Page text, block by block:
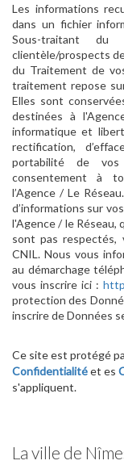
Les informations
dans un fichier
Sous-traitant
clientèle/prospects
du Traitement de
traitement repose
Elles sont
destinées à
informatique et
rectification,
portabilité de
consentement à
l’Agence / Le
d’informations sur
l'Agence / le Réseau,
sont pas respectés,
CNIL. Nous vous
au démarchage
vous inscrire ici :
protection des
inscrire de Données
Ce site est protégé
Confidentialitéet es
s'appliquent.
La ville de